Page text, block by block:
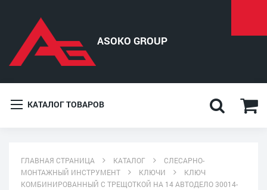
КАТАЛОГ ТОВАРОВ
ГЛАВНАЯ СТРАНИЦА КАТАЛОГ
СЛЕСАРНО-
МОНТАЖНЫЙ ИНСТРУМЕНТ
КЛЮЧИ
КЛЮЧ
КОМБИНИРОВАННЫЙ С ТРЕЩОТКОЙ НА 14 АВТОДЕЛО 30014-